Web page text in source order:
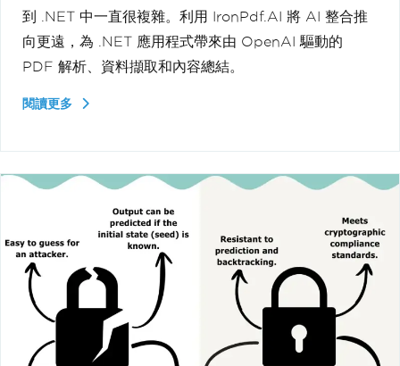
到 .NET 中一直很複雜。利用 IronPdf.AI 將 AI 整合推
向更遠，為 .NET 應用程式帶來由 OpenAI 驅動的
PDF 解析、資料擷取和內容總結。
閱讀更多